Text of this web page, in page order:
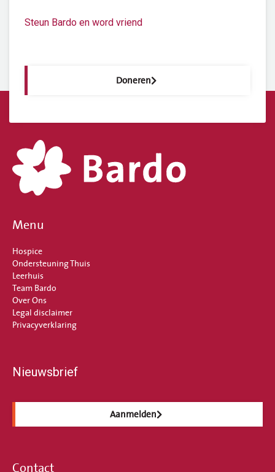
Steun Bardo en word vriend
Doneren
Menu
Hospice
Ondersteuning Thuis
Leerhuis
Team Bardo
Over Ons
Legal disclaimer
Privacyverklaring
Nieuwsbrief
Aanmelden
Contact